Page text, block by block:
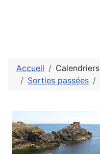
Accueil Calendriers
Sorties passées